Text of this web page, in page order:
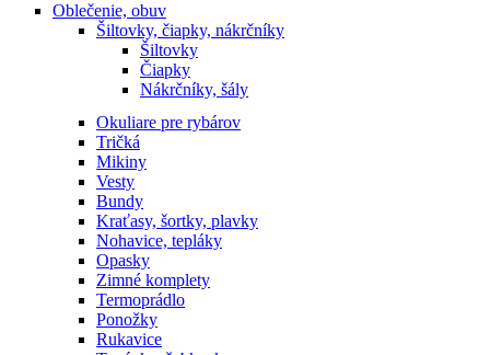
Oblečenie, obuv
Šiltovky, čiapky, nákrčníky
Šiltovky
Čiapky
Nákrčníky, šály
Okuliare pre rybárov
Tričká
Mikiny
Vesty
Bundy
Kraťasy, šortky, plavky
Nohavice, tepláky
Opasky
Zimné komplety
Termoprádlo
Ponožky
Rukavice